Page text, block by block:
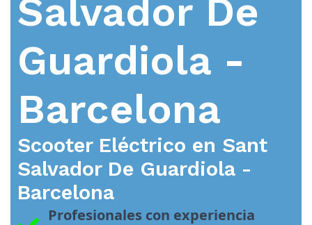
Salvador De
Guardiola -
Barcelona
Scooter Eléctrico en Sant
Salvador De Guardiola -
Barcelona
Profesionales con experiencia